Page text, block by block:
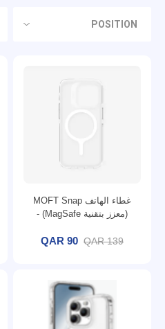
غطاء الهاتف MOFT Snap
(معزز بتقنية MagSafe) -
QAR 139
QAR 90